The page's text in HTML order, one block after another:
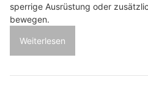
sperrige Ausrüstung oder
bewegen.
Weiterlesen